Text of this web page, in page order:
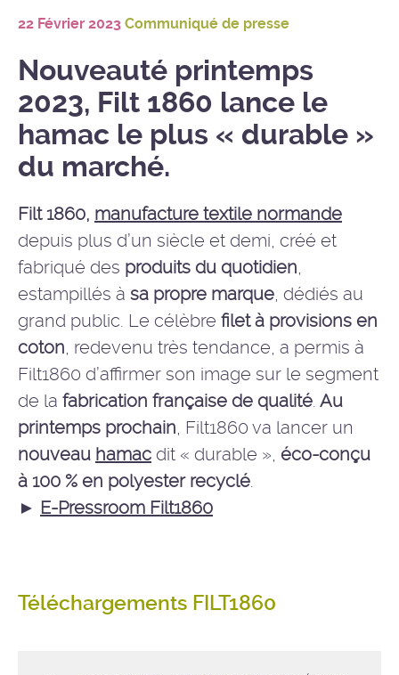
22 Février 2023 Communiqué de presse
Nouveauté printemps
2023, Filt 1860 lance le
hamac le plus « durable »
du marché.
Filt 1860, manufacture textile normande
depuis plus d’un siècle et demi, créé et
fabriqué des produits du quotidien,
estampillés à sa propre marque, dédiés au
grand public. Le célèbre filet à provisions en
coton, redevenu très tendance, a permis à
Filt1860 d’affirmer son image sur le segment
de la fabrication française de qualité. Au
printemps prochain, Filt1860 va lancer un
nouveau hamac dit « durable », éco-conçu
à 100 % en polyester recyclé.
► E-Pressroom Filt1860
Téléchargements FILT1860